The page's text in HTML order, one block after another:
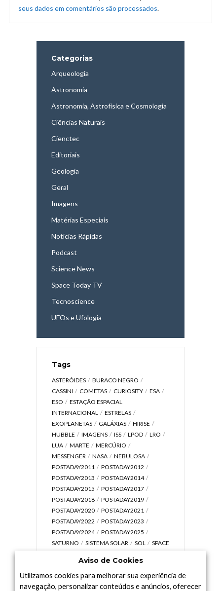
seus dados em comentários são processados.
Categorias
Arqueologia
Astronomia
Astronomia, Astrofísica e Cosmologia
Ciências Naturais
Cienctec
Editoriais
Geologia
Geral
Imagens
Matérias Especiais
Notícias Rápidas
Podcast
Science News
Space Today TV
Tecnoscience
UFOs e Ufologia
Tags
ASTERÓIDES
BURACO NEGRO
CASSINI
COMETAS CURIOSITY
ESA
ESO
ESTAÇÃO ESPACIAL
INTERNACIONAL
ESTRELAS
EXOPLANETAS
GALÁXIAS
HIRISE
HUBBLE
IMAGENS ISS LPOD
LRO
LUA
MARTE
MERCÚRIO
MESSENGER
NASA
NEBULOSA
POSTADAY2011
POSTADAY2012
POSTADAY2013
POSTADAY2014
POSTADAY2015
POSTADAY2017
POSTADAY2018
POSTADAY2019
POSTADAY2020
POSTADAY2021
POSTADAY2022
POSTADAY2023
POSTADAY2024
POSTADAY2025
SATURNO
SISTEMA SOLAR SOL
SPACE
UNIVERSO
VÍDEO
Aviso de Cookies
Utilizamos cookies para melhorar sua experiência de
navegação, personalizar conteúdos e anúncios, oferecer